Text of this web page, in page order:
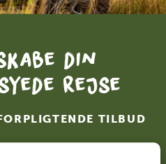
din
rejse
TILBUD